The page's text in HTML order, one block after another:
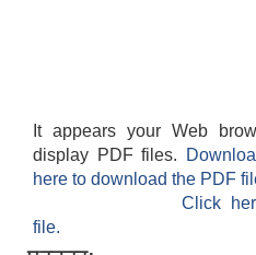
It appears your Web
display PDF files.
here to download the PDF
Click
file.